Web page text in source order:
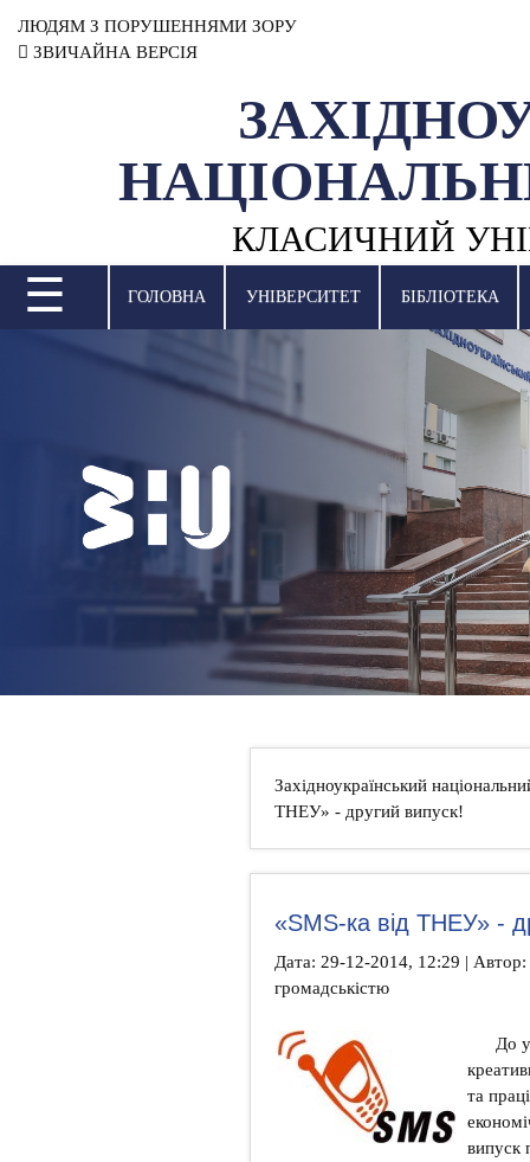
ЛЮДЯМ З ПОРУШЕННЯМИ ЗОРУ
ЗВИЧАЙНА ВЕРСІЯ
КЛАСИЧНИЙ
НАУКОВА ДІЯЛЬНІСТЬ
МІЖНАРОДНА ДІЯЛЬНІСТЬ
ВСТУПНА КАМПАНІЯ
БІБЛІОТЕКА
НОВИНИ
☰ ГОЛОВНА УНІВЕРСИТЕТ БІБЛІОТЕКА
Західноукраїнський
ТНЕУ» - другий випуск!
«SMS-ка від ТНЕУ» -
Дата: 29-12-2014, 12:29 | Автор:
громадськістю
До
та
випуск